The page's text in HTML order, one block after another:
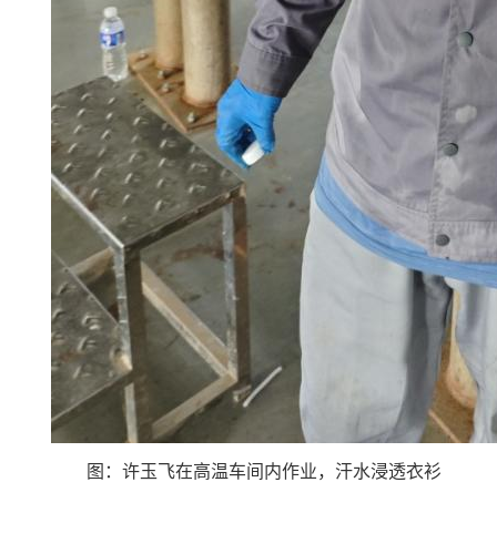
图：许玉飞在高温车间内作业，汗水浸透衣衫